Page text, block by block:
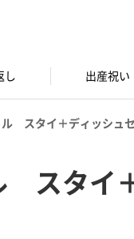
し 出産祝い
ル スタイ＋ディッシュ
スタイ